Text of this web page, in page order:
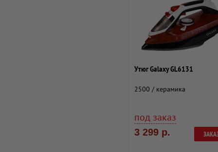
Утюг Galaxy GL6131
2500 / керамика
под заказ
3 299 р.